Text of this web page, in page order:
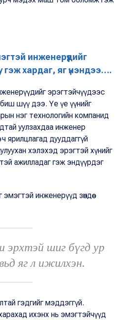
инженерүүдийг
гэж хардаг, яг үнэндээ….
эрэгтэйчүүдээс
шүү дээ. Үе үе үүнийг
нэг технологийн компанид
уулзахдаа инженер
ч ярилцлагад дууддаггүй
хэлэхэд эрэгтэй хүнийг
ажилладаг гэж эндүүрдэг
инженерүүд зөндөө
эрхтэй шиг бүгд ур
яг л ижилхэн.
гэдгийг мэддэггүй.
ихэнх нь эмэгтэйчүүд